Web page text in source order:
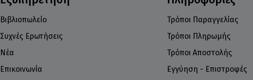
Βιβλιοπωλείο
Συχνές Ερωτήσεις
Νέα
Επικοινωνία
Τρόποι Παραγγελίας
Τρόποι Πληρωμής
Τρόποι Αποστολής
Εγγύηση - Επιστροφές